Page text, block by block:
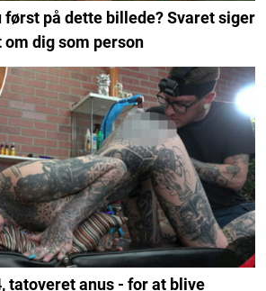
først på dette billede? Svaret siger
dig som person
tatoveret anus - for at blive